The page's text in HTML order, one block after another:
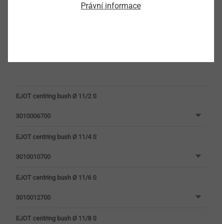
EJOT centring bush Ø 11/2 S
3010006700
EJOT centring bush Ø 11/4 S
3010010700
EJOT centring bush Ø 11/6 S
3010012700
EJOT centring bush Ø 11/8 S
Právní informace